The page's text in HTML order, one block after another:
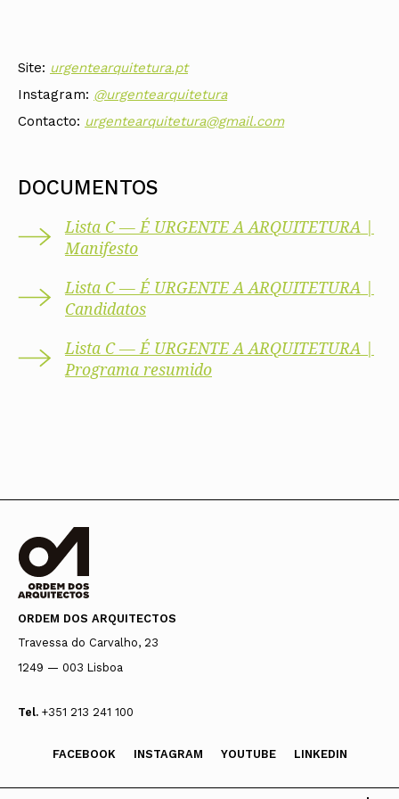
Site: urgentearquitetura.pt
Instagram: @urgentearquitetura
Contacto: urgentearquitetura@gmail.com
DOCUMENTOS
Lista C — É URGENTE A ARQUITETURA |
Manifesto
Lista C — É URGENTE A ARQUITETURA |
Candidatos
Lista C — É URGENTE A ARQUITETURA |
Programa resumido
ORDEM DOS ARQUITECTOS
Travessa do Carvalho, 23
1249 — 003 Lisboa
Tel. +351 213 241 100
FACEBOOK INSTAGRAM YOUTUBE LINKEDIN